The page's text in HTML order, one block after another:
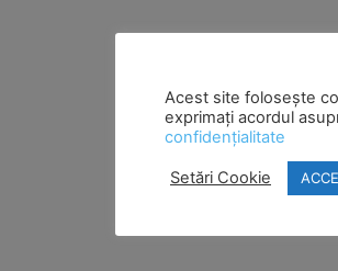
Acest site folosește
exprimați acordul
confidențialitate
Setări Cookie